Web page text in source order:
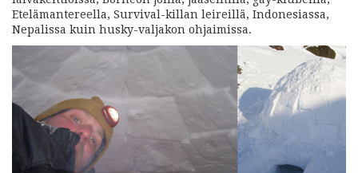
Etelämantereella, Survival-killan leireillä, Indonesiassa,
Nepalissa kuin husky-valjakon ohjaimissa.